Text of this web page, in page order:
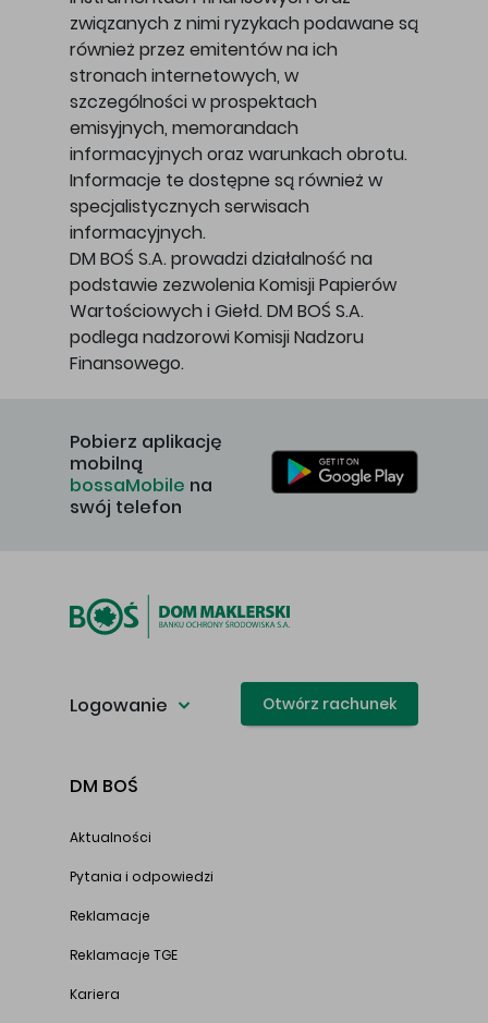
związanych z nimi ryzykach podawane są
również przez emitentów na ich
stronach internetowych, w
szczególności w prospektach
emisyjnych, memorandach
informacyjnych oraz warunkach obrotu.
Informacje te dostępne są również w
specjalistycznych serwisach
informacyjnych.
DM BOŚ S.A. prowadzi działalność na
podstawie zezwolenia Komisji Papierów
Wartościowych i Giełd. DM BOŚ S.A.
podlega nadzorowi Komisji Nadzoru
Finansowego.
Pobierz aplikację
mobilną
bossaMobile na
swój telefon
Logowanie Otwórz rachunek
DM BOŚ
Aktualności
Pytania i odpowiedzi
Reklamacje
Reklamacje TGE
Kariera